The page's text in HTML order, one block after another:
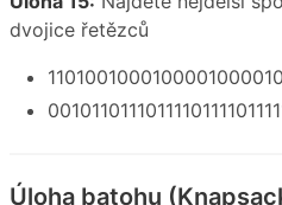
dvojice řetězců
Úloha batohu